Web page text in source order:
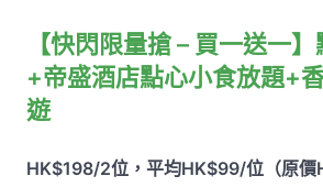
【快閃限量搶 – 買一送一
+帝盛酒店點心小食放題+
遊
HK$198/2位，平均HK$99/位（原價